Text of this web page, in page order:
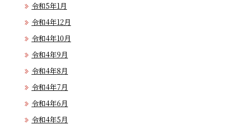
令和5年1月
令和4年12月
令和4年10月
令和4年9月
令和4年8月
令和4年7月
令和4年6月
令和4年5月